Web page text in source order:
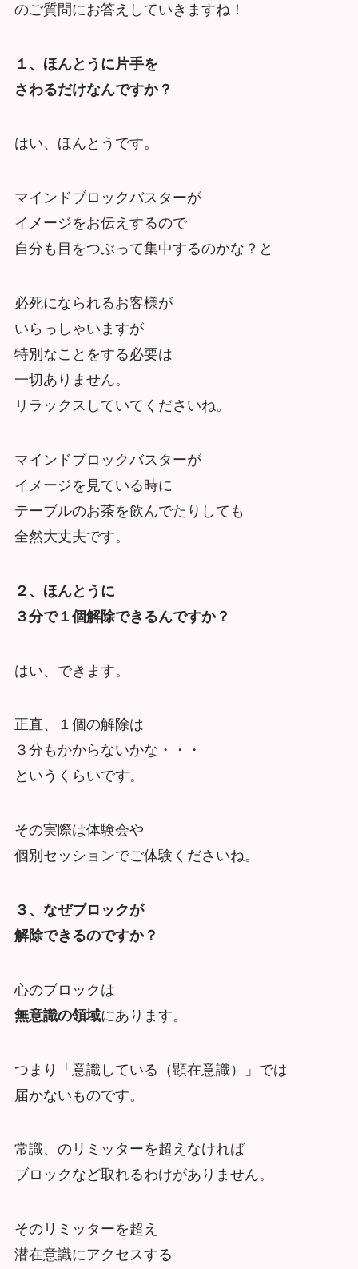
のご質問にお答えしていきますね！
１、ほんとうに片手を
さわるだけなんですか？
はい、ほんとうです。
マインドブロックバスターが
イメージをお伝えするので
自分も目をつぶって集中するのかな？と
必死になられるお客様が
いらっしゃいますが
特別なことをする必要は
一切ありません。
リラックスしていてくださいね。
マインドブロックバスターが
イメージを見ている時に
テーブルのお茶を飲んでたりしても
全然大丈夫です。
２、ほんとうに
３分で１個解除できるんですか？
はい、できます。
正直、１個の解除は
３分もかからないかな・・・
というくらいです。
その実際は体験会や
個別セッションでご体験くださいね。
３、なぜブロックが
解除できるのですか？
心のブロックは
無意識の領域にあります。
つまり「意識している（顕在意識）」では
届かないものです。
常識、のリミッターを超えなければ
ブロックなど取れるわけがありません。
そのリミッターを超え
潜在意識にアクセスする